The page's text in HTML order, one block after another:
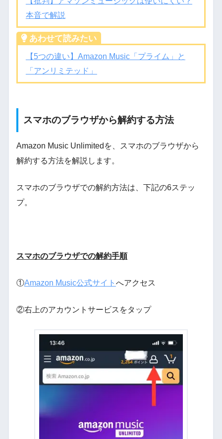
本音で解説
あわせて読みたい
【5つの違い】Amazon Music「プライム」と
「アンリミテッド」
スマホのブラウザから解約する方法
Amazon Music Unlimitedを、スマホのブラウザから
解約する方法を解説します。
スマホのブラウザでの解約方法は、下記の6ステッ
プ。
スマホのブラウザでの解約手順
①Amazon Music公式サイト へアクセス
②右上のアカウントサービスをタップ